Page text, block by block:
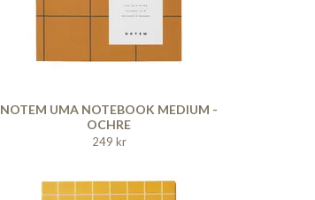
NOTEM UMA NOTEBOOK MEDIUM -
OCHRE
249 kr